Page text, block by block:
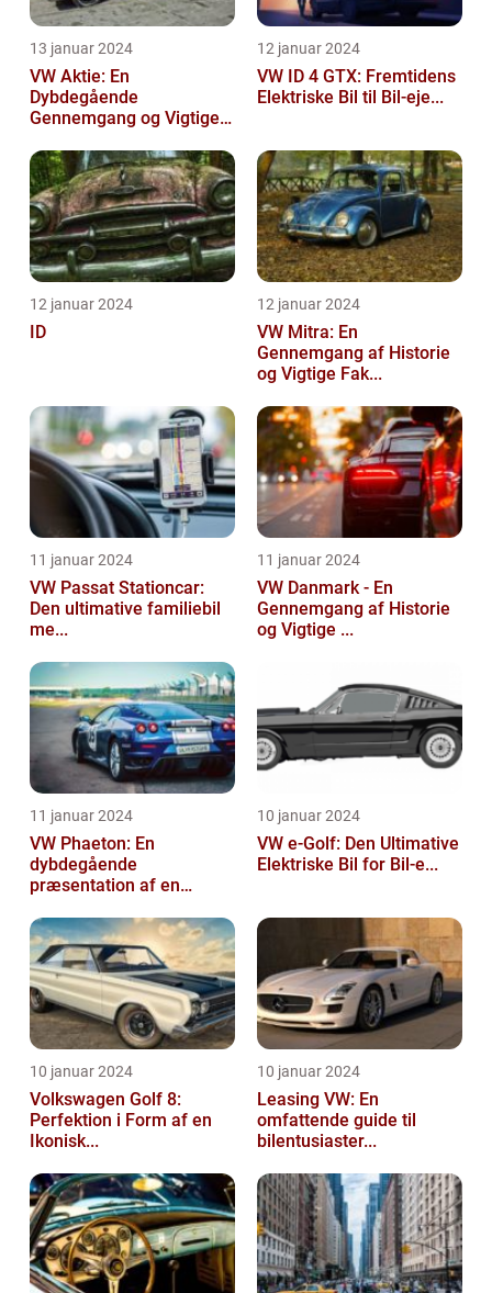
13 januar 2024
VW Aktie: En
Dybdegående
Gennemgang og Vigtige
12 januar 2024
VW ID 4 GTX: Fremtidens
Elektriske Bil til Bil-eje...
12 januar 2024
ID
12 januar 2024
VW Mitra: En
Gennemgang af Historie
og Vigtige Fak...
11 januar 2024
VW Passat Stationcar:
Den ultimative familiebil
me...
11 januar 2024
VW Danmark - En
Gennemgang af Historie
og Vigtige ...
11 januar 2024
VW Phaeton: En
dybdegående
præsentation af en
10 januar 2024
VW e-Golf: Den Ultimative
Elektriske Bil for Bil-e...
10 januar 2024
Volkswagen Golf 8:
Perfektion i Form af en
Ikonisk...
10 januar 2024
Leasing VW: En
omfattende guide til
bilentusiaster...